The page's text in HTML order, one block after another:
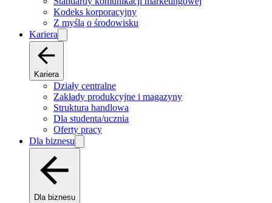
Kodeks korporacyjny
Z myślą o środowisku
Kariera
Kariera
Działy centralne
Zakłady produkcyjne i magazyny
Struktura handlowa
Dla studenta/ucznia
Oferty pracy
Dla biznesu
Dla biznesu